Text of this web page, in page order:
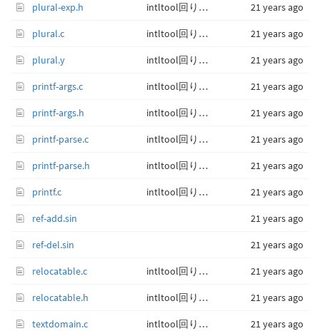
plural-exp.h intltool回りをアップデート。 21 years ago
plural.c intltool回りをアップデート。 21 years ago
plural.y intltool回りをアップデート。 21 years ago
printf-args.c intltool回りをアップデート。 21 years ago
printf-args.h intltool回りをアップデート。 21 years ago
printf-parse.c intltool回りをアップデート。 21 years ago
printf-parse.h intltool回りをアップデート。 21 years ago
printf.c intltool回りをアップデート。 21 years ago
ref-add.sin 21 years ago
ref-del.sin 21 years ago
relocatable.c intltool回りをアップデート。 21 years ago
relocatable.h intltool回りをアップデート。 21 years ago
textdomain.c intltool回りをアップデート。 21 years ago